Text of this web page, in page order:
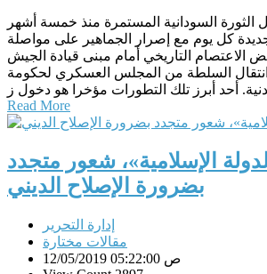
الثورة السودانية المستمرة منذ خمسة أشهر
كل يوم مع إصرار الجماهير على مواصلة
الاعتصام التاريخي أمام مبنى قيادة الجيش
السلطة من المجلس العسكري لحكومة
Read More
الإسلامية»، شعور متجدد
بضرورة الإصلاح الديني
إدارة التحرير
مقالات مختارة
12/05/2019 05:22:00 ص